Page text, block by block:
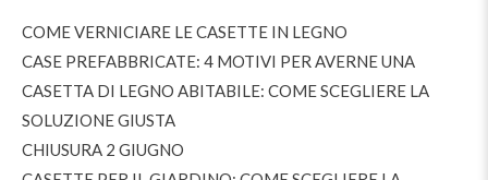
COME VERNICIARE LE CASETTE IN LEGNO
CASE PREFABBRICATE: 4 MOTIVI PER AVERNE UNA
CASETTA DI LEGNO ABITABILE: COME SCEGLIERE LA
SOLUZIONE GIUSTA
CHIUSURA 2 GIUGNO